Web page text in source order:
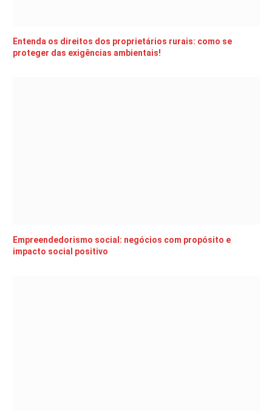
Entenda os direitos dos proprietários rurais: como se
proteger das exigências ambientais!
Empreendedorismo social: negócios com propósito e
impacto social positivo